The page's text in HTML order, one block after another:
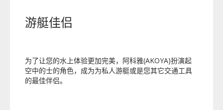
游艇佳侣
为了让您的水上体验更加完美，阿科雅(AKOYA)扮演起
空中的士的角色，成为为私人游艇或是您其它交通工具
的最佳伴侣。